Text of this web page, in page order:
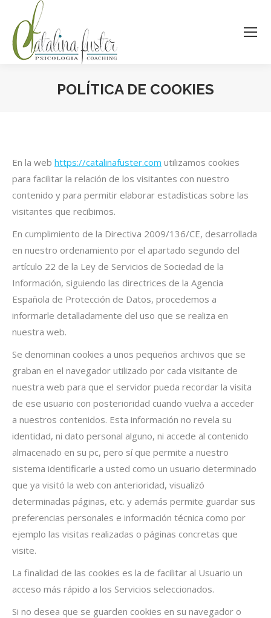
POLÍTICA DE COOKIES
En la web https://catalinafuster.com utilizamos cookies
para facilitar la relación de los visitantes con nuestro
contenido y para permitir elaborar estadísticas sobre las
visitantes que recibimos.
En cumplimiento de la Directiva 2009/136/CE, desarrollada
en nuestro ordenamiento por el apartado segundo del
artículo 22 de la Ley de Servicios de Sociedad de la
Información, siguiendo las directrices de la Agencia
Española de Protección de Datos, procedemos a
informarle detalladamente del uso que se realiza en
nuestra web.
Se denominan cookies a unos pequeños archivos que se
graban en el navegador utilizado por cada visitante de
nuestra web para que el servidor pueda recordar la visita
de ese usuario con posterioridad cuando vuelva a acceder
a nuestros contenidos. Esta información no revela su
identidad, ni dato personal alguno, ni accede al contenido
almacenado en su pc, pero sí que permite a nuestro
sistema identificarle a usted como un usuario determinado
que ya visitó la web con anterioridad, visualizó
determinadas páginas, etc. y además permite guardar sus
preferencias personales e información técnica como por
ejemplo las visitas realizadas o páginas concretas que
visite.
La finalidad de las cookies es la de facilitar al Usuario un
acceso más rápido a los Servicios seleccionados.
Si no desea que se guarden cookies en su navegador o